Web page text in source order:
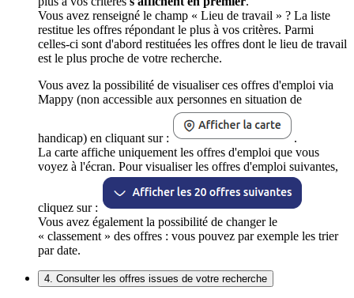
Vous avez renseigné le champ « Lieu de travail » ? La liste
restitue les offres répondant le plus à vos critères. Parmi
celles-ci sont d'abord restituées les offres dont le lieu de travail
est le plus proche de votre recherche.
Vous avez la possibilité de visualiser ces offres d'emploi via
Mappy (non accessible aux personnes en situation de
handicap) en cliquant sur :
.
La carte affiche uniquement les offres d'emploi que vous
voyez à l'écran. Pour visualiser les offres d'emploi suivantes,
cliquez sur :
Vous avez également la possibilité de changer le
« classement » des offres : vous pouvez par exemple les trier
par date.
4. Consulter les offres issues de votre recherche